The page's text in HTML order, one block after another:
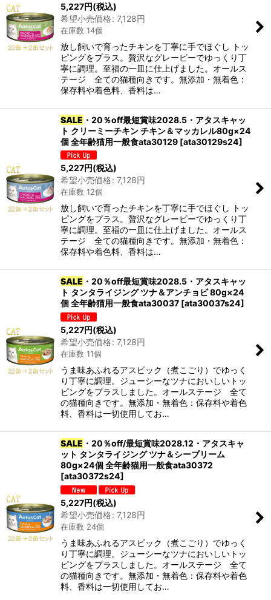
5,227円(税込)
希望小売価格: 7,128円
在庫数 14個
放し飼いで育ったチキンを丁寧に手でほぐし トッ
ピングをプラス。贅沢なグレービーでゆっくり丁
寧に調理。至福の一皿に仕上げました。オールス
テージ 全ての猫種向きです。無添加・無着色：
保存料や着色料、香料は…
SALE ・20％off最短賞味2028.5・アタスキャッ
ト クリーミーチキン チキン＆マッカレル80g×24
個 全年齢猫用一般食ata30129 [ata30129s24]
5,227円(税込)
希望小売価格: 7,128円
在庫数 12個
放し飼いで育ったチキンを丁寧に手でほぐし トッ
ピングをプラス。贅沢なグレービーでゆっくり丁
寧に調理。至福の一皿に仕上げました。オールス
テージ 全ての猫種向きです。無添加・無着色：
保存料や着色料、香料は…
SALE ・20％off最短賞味2028.5・アタスキャッ
ト タンタライジング ツナ＆アンチョビ 80g×24
個 全年齢猫用一般食ata30037 [ata30037s24]
5,227円(税込)
希望小売価格: 7,128円
在庫数 11個
うま味あふれるアスピック（煮こごり）でゆっく
り丁寧に調理。ジューシーなツナにおいしいトッ
ピングをプラスしました。オールステージ 全て
の猫種向きです。無添加・無着色：保存料や着色
料、香料は一切使用してお…
SALE ・20％off/最短賞味2028.12・アタスキャ
ット タンタライジング ツナ＆シーブリーム
80g×24個 全年齢猫用一般食ata30372
[ata30372s24]
5,227円(税込)
希望小売価格: 7,128円
在庫数 24個
うま味あふれるアスピック（煮こごり）でゆっく
り丁寧に調理。ジューシーなツナにおいしいトッ
ピングをプラスしました。オールステージ 全て
の猫種向きです。無添加・無着色：保存料や着色
料、香料は一切使用してお…